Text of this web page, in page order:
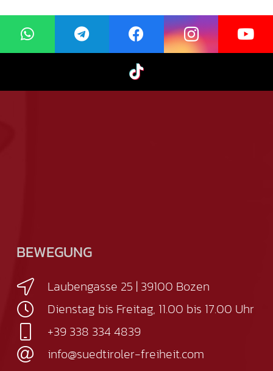
BEWEGUNG
Laubengasse 25 | 39100 Bozen
Dienstag bis Freitag, 11.00 bis 17.00 Uhr
+39 338 334 4839
info@suedtiroler-freiheit.com